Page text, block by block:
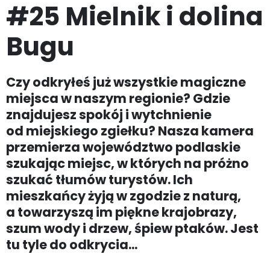
#25 Mielnik i dolina
Bugu
Czy odkryłeś już wszystkie magiczne
miejsca w naszym regionie? Gdzie
znajdujesz spokój i wytchnienie
od miejskiego zgiełku? Nasza kamera
przemierza województwo podlaskie
szukając miejsc, w których na próżno
szukać tłumów turystów. Ich
mieszkańcy żyją w zgodzie z naturą,
a towarzyszą im piękne krajobrazy,
szum wody i drzew, śpiew ptaków. Jest
tu tyle do odkrycia...